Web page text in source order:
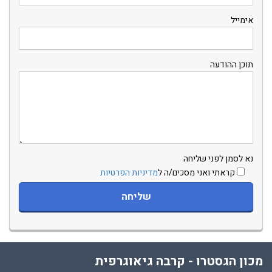
אימייל
תוכן ההודעה
נא לסמן לפני שליחה
קראתי ואני מסכים/ה למדיניות הפרטיות
מכון הגסטרו - קרבה גיאוגרפית